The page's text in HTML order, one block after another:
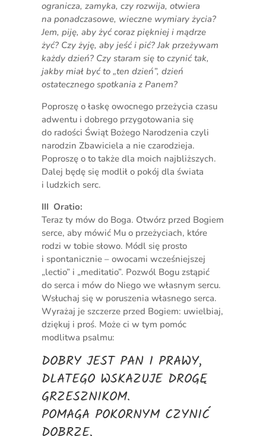
ogranicza, zamyka, czy rozwija, otwiera
na ponadczasowe, wieczne wymiary życia?
Jem, piję, aby żyć coraz piękniej i mądrze
żyć? Czy żyję, aby jeść i pić? Jak przeżywam
każdy dzień? Czy staram się to czynić tak,
jakby miał być to „ten dzień”, dzień
ostatecznego spotkania z Panem?
Poproszę o łaskę owocnego przeżycia czasu
adwentu i dobrego przygotowania się
do radości Świąt Bożego Narodzenia czyli
narodzin Zbawiciela a nie czarodzieja.
Poproszę o to także dla moich najbliższych.
Dalej będę się modlił o pokój dla świata
i ludzkich serc.
III Oratio:
Teraz ty mów do Boga. Otwórz przed Bogiem
serce, aby mówić Mu o przeżyciach, które
rodzi w tobie słowo. Módl się prosto
i spontanicznie – owocami wcześniejszej
„lectio” i „meditatio”. Pozwól Bogu zstąpić
do serca i mów do Niego we własnym sercu.
Wsłuchaj się w poruszenia własnego serca.
Wyrażaj je szczerze przed Bogiem: uwielbiaj,
dziękuj i proś. Może ci w tym pomóc
modlitwa psalmu:
DOBRY JEST PAN I PRAWY,
DLATEGO WSKAZUJE DROGĘ
GRZESZNIKOM.
POMAGA POKORNYM CZYNIĆ